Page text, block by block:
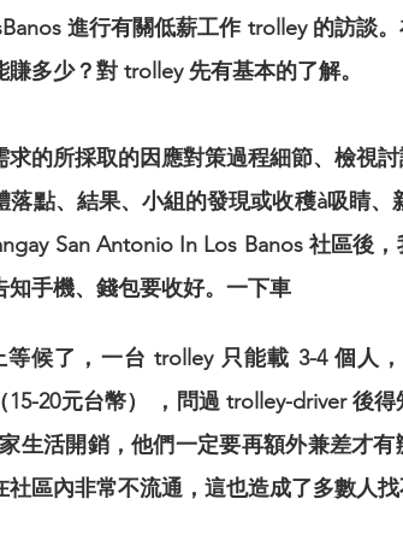
進行有關低薪工作 trolley 的訪談
多少？對 trolley 先有基本的了解。
的所採取的因應對策過程細節、檢視
點、結果、小組的發現或收穫à吸睛、
San Antonio In Los Banos 社區後
手機、錢包要收好。一下車
候了，一台 trolley 只能載 3-4 個人
20元台幣） ，問過 trolley-driver 後
生活開銷，他們一定要再額外兼差才
區內非常不流通，這也造成了多數人找